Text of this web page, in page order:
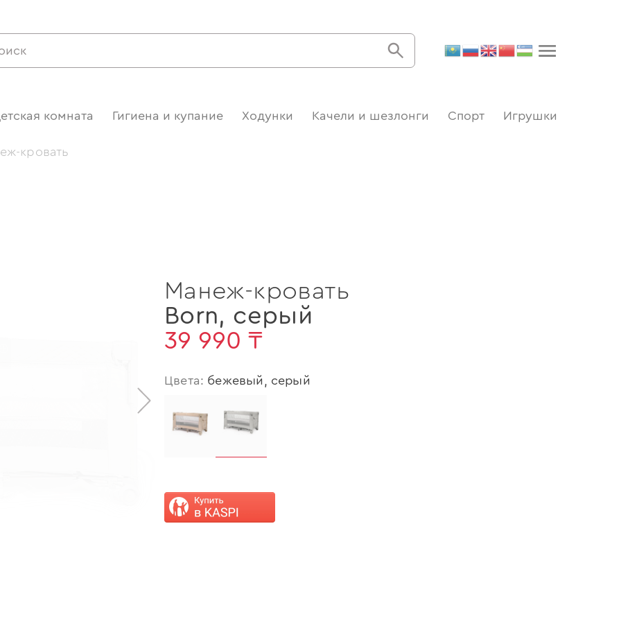
комната Гигиена и купание Ходунки Качели и шезлонги Спорт Игрушки
кровать
Манеж-кровать
Born, серый
39 990 ₸
Цвета: бежевый, серый